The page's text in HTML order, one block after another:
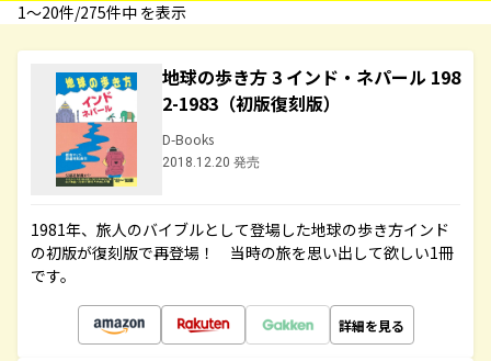
1〜20件/275件中 を表示
地球の歩き方 3 インド・ネパール 198
2-1983（初版復刻版）
D-Books
2018.12.20 発売
1981年、旅人のバイブルとして登場した地球の歩き方インド
の初版が復刻版で再登場！ 当時の旅を思い出して欲しい1冊
です。
詳細を見る